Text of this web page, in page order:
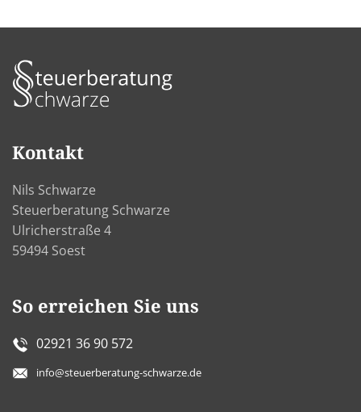
Kontakt
Nils Schwarze
Steuerberatung Schwarze
Ulricherstraße 4
59494 Soest
So erreichen Sie uns
02921 36 90 572
info@steuerberatung-schwarze.de